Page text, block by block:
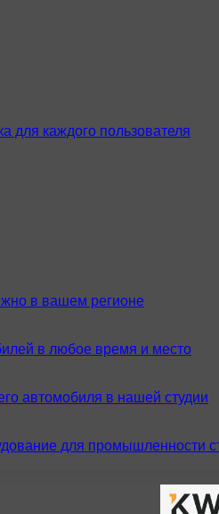
для каждого пользователя
в вашем регионе
в любое время и место
автомобиля в нашей студии
для промышленности